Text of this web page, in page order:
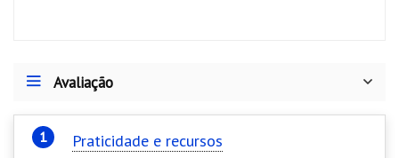
k er
Avaliação
Praticidade e recursos